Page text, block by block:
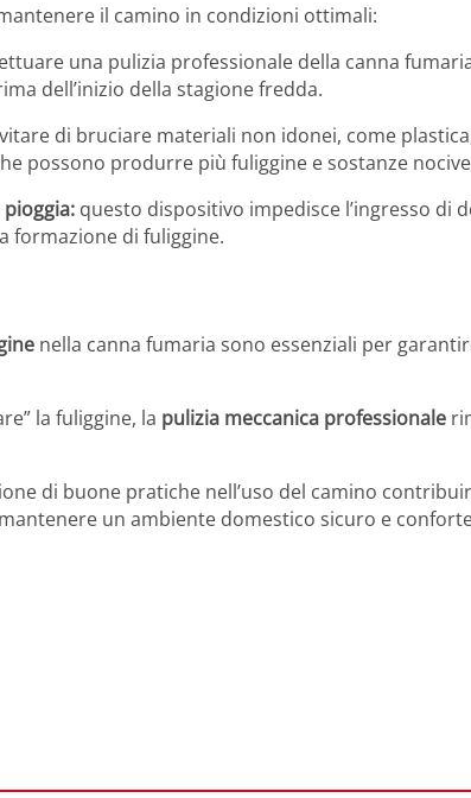
il camino in condizioni ottimali:
una pulizia professionale della canna
dell’inizio della stagione fredda.
di bruciare materiali non idonei, come
possono produrre più fuliggine e sostanze
questo dispositivo impedisce l’ingresso di
formazione di fuliggine.
nella canna fumaria sono essenziali per
la fuliggine, la pulizia meccanica professionale
di buone pratiche nell’uso del camino
un ambiente domestico sicuro e